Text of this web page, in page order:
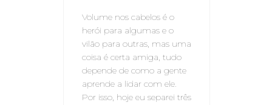
Volume nos cabelos é o
herói para algumas e o
vilão para outras, mas uma
coisa é certa amiga, tudo
depende de como a gente
aprende a lidar com ele.
Por isso, hoje eu separei três